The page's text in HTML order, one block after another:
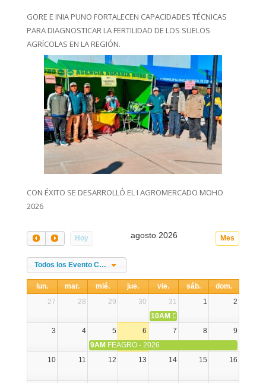
GORE E INIA PUNO FORTALECEN CAPACIDADES TÉCNICAS
PARA DIAGNOSTICAR LA FERTILIDAD DE LOS SUELOS
AGRÍCOLAS EN LA REGIÓN.
CON ÉXITO SE DESARROLLÓ EL I AGROMERCADO MOHO
2026
Hoy Mes
agosto 2026
Todos los Evento Categories
lun. mar. mié. jue. vie. sáb.
dom.
27
28 29 30 31 1
2
10AM DIA NACIONAL DE LA
3
4 5 6 7 8
9
9AM FEAGRO - 2026
10
11 12 13 14 15 16